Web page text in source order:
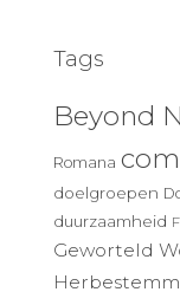
Tags
Beyond
Romana
doelgroepen
duurzaamheid
Geworteld